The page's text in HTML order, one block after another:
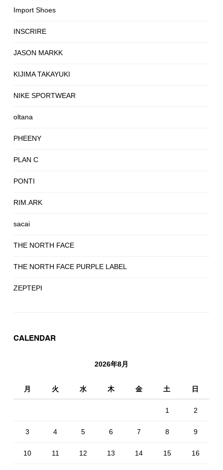
Import Shoes
INSCRIRE
JASON MARKK
KIJIMA TAKAYUKI
NIKE SPORTWEAR
oltana
PHEENY
PLAN C
PONTI
RIM.ARK
sacai
THE NORTH FACE
THE NORTH FACE PURPLE LABEL
ZEPTEPI
CALENDAR
2026年8月
月 火 水 木 金 土 日
1 2
3 4 5 6 7 8 9
10 11 12 13 14 15 16